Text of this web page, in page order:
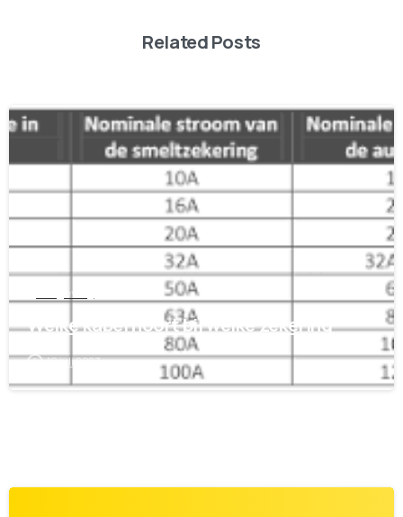
Related Posts
1
Wetgeving
Welke kabel hoort bij welke zekering
10 juli 2023